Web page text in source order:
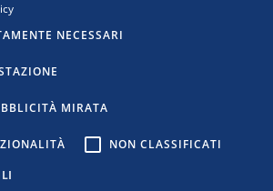
© 2019 WWW.RETIMPRESA.IT
reti d'imprese
NECESSARI
MIRATA
NON CLASSIFICATI